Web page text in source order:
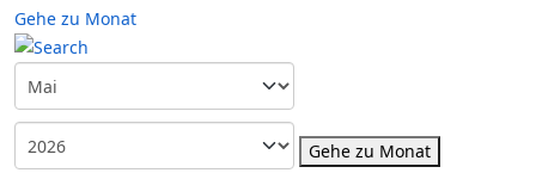
Gehe zu Monat
Gehe zu Monat